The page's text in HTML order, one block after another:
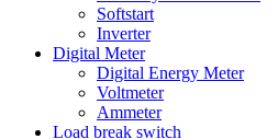
Softstart
Inverter
Digital Meter
Digital Energy Meter
Voltmeter
Ammeter
Load break switch